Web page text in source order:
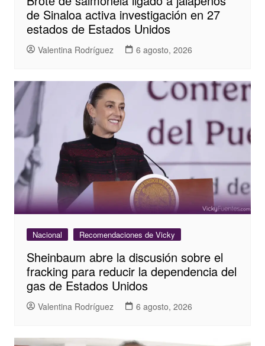
de Sinaloa activa investigación en 27
estados de Estados Unidos
Valentina Rodríguez 6 agosto, 2026
Nacional Recomendaciones de Vicky
Sheinbaum abre la discusión sobre el
fracking para reducir la dependencia del
gas de Estados Unidos
Valentina Rodríguez 6 agosto, 2026